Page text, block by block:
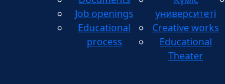
Job openings
Educational
process
университеті
Creative works
Educational
Theater